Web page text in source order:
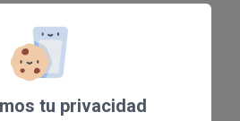
y servicios activos
realizados en el
añotu privacidad